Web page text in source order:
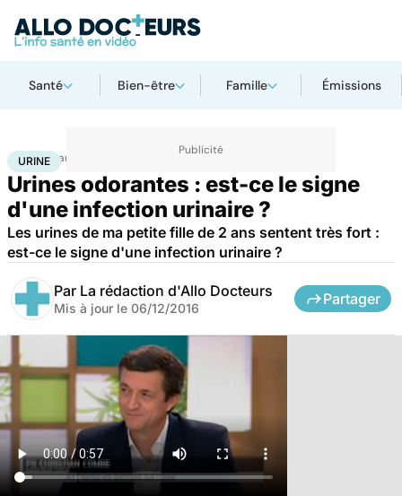
Santé Bien-être Famille Émissions
Accueil Santé
URINE
Urines odorantes : est-ce le signe
d'une infection urinaire ?
Les urines de ma petite fille de 2 ans sentent très fort :
est-ce le signe d'une infection urinaire ?
Par La rédaction d'Allo Docteurs
Mis à jour le 06/12/2016
Partager